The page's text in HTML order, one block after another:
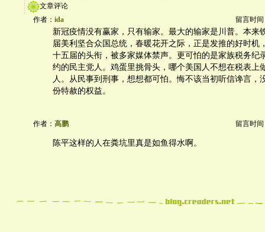
文章评论
作者： ida 留言时间
新冠疫情没有赢家，只有输家。最大的输家是川普。本来
届美利坚合众国总统，春暖花开之际，正是发推的好时机
十五届的头衔，被多家媒体禁声。更可怕的是家族税务纪
约的民主党人。鸡蛋里挑骨头，哪个美国人不想在税表上
人。从民事到刑事，想想都可怕。悔不该当初听信谗言，
份特赦的权益。
作者： 高鹏 留言时间
陈平这样的人在粪坑里真是如鱼得水啊。